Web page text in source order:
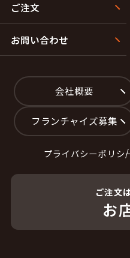
ご注文
お問い合わせ
会社概要
フランチャイズ募集
プライバシーポリシ
ご注文
お